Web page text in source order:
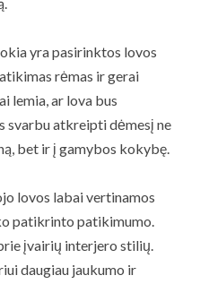
yra pasirinktos lovos
rėmas ir gerai
lemia, ar lova bus
svarbu atkreipti dėmesį ne
bet ir į gamybos kokybę.
lovos labai vertinamos
patikrinto patikimumo.
įvairių interjero stilių.
daugiau jaukumo ir